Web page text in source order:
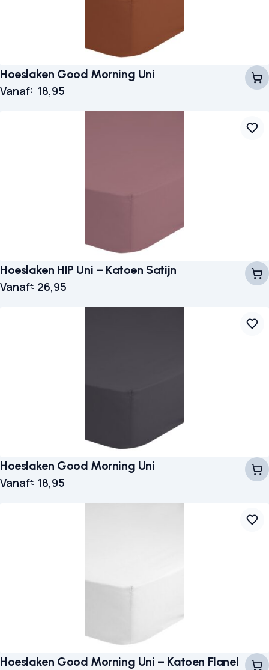
Hoeslaken Good Morning Uni
Vanaf€ 18,95
Hoeslaken HIP Uni – Katoen Satijn
Vanaf€ 26,95
Hoeslaken Good Morning Uni
Vanaf€ 18,95
Hoeslaken Good Morning Uni – Katoen Flanel